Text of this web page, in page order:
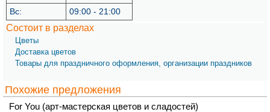
Вс:
09:00 - 21:00
Состоит в разделах
Цветы
Доставка цветов
Товары для праздничного оформления, организации праздников
Похожие предложения
For You (арт-мастерская цветов и сладостей)